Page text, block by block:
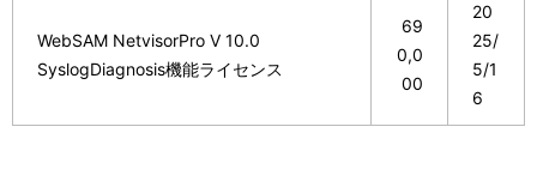
WebSAM NetvisorPro V 10.0
SyslogDiagnosis機能ライセンス
69
0,0
00
20
25/
5/1
6